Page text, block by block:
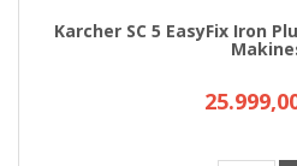
Karcher SC 5 EasyFix Iron